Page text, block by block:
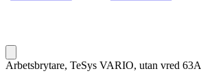
Arbetsbrytare, TeSys VARIO, utan vred 63A